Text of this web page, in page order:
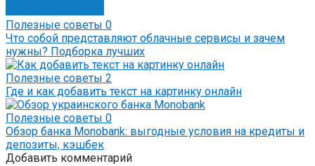
Полезные советы 0
Что собой представляют облачные сервисы и зачем
нужны? Подборка лучших
Полезные советы 2
Где и как добавить текст на картинку онлайн
Полезные советы 0
Обзор банка Monobank: выгодные условия на кредиты и
депозиты, кэшбек
Добавить комментарий